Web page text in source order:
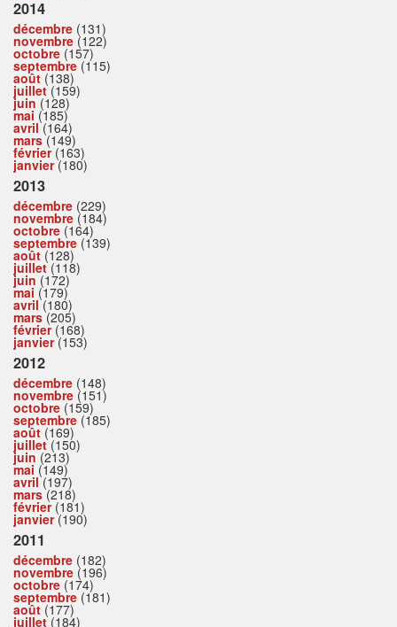
2014
décembre (131)
novembre (122)
octobre (157)
septembre (115)
août (138)
juillet(159)
juin (128)
mai (185)
avril(164)
mars(149)
février(163)
janvier(180)
2013
décembre (229)
novembre (184)
octobre (164)
septembre (139)
août (128)
juillet(118)
juin (172)
mai (179)
avril(180)
mars(205)
février(168)
janvier(153)
2012
décembre (148)
novembre (151)
octobre (159)
septembre (185)
août (169)
juillet(150)
juin (213)
mai (149)
avril(197)
mars(218)
février(181)
janvier(190)
2011
décembre (182)
novembre (196)
octobre (174)
septembre (181)
août (177)
juillet(184)